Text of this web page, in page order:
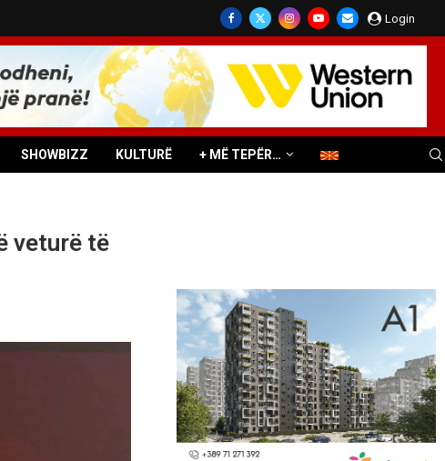
Login
SHOWBIZZ KULTURË + MË TEPËR…
veturë të